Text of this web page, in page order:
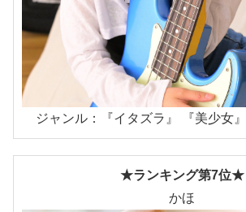
ジャンル：『イタズラ』 『美少女
★ランキング第7位★
かほ